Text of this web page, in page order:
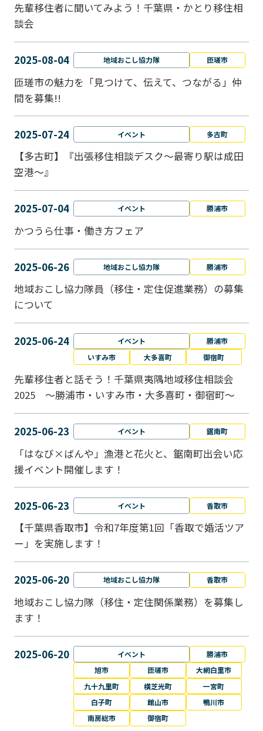
先輩移住者に聞いてみよう！千葉県・かとり移住相
談会
2025-08-04 地域おこし協力隊 匝瑳市
匝瑳市の魅力を「見つけて、伝えて、つながる」仲
間を募集!!
2025-07-24 イベント 多古町
【多古町】『出張移住相談デスク～最寄り駅は成田
空港～』
2025-07-04 イベント 勝浦市
かつうら仕事・働き方フェア
2025-06-26 地域おこし協力隊 勝浦市
地域おこし協力隊員（移住・定住促進業務）の募集
について
2025-06-24 イベント
勝浦市
いすみ市
大多喜町 御宿町
先輩移住者と話そう！千葉県夷隅地域移住相談会
2025 ～勝浦市・いすみ市・大多喜町・御宿町～
2025-06-23 イベント 鋸南町
「はなび×ばんや」漁港と花火と、鋸南町出会い応
援イベント開催します！
2025-06-23 イベント 香取市
【千葉県香取市】令和7年度第1回「香取で婚活ツア
ー」を実施します！
2025-06-20 地域おこし協力隊 香取市
地域おこし協力隊（移住・定住関係業務）を募集し
ます！
2025-06-20 イベント
勝浦市
旭市
匝瑳市
大網白里市
九十九里町
横芝光町
一宮町
白子町
館山市
鴨川市
南房総市
御宿町